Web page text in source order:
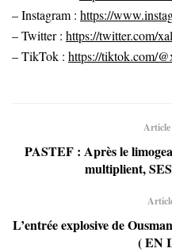
– Instagram : https://
– Twitter : https://twitter.com/
– TikTok : https://tiktok.com/
Article
PASTEF : Après le
multiplient,
L’entrée explosive de
( EN